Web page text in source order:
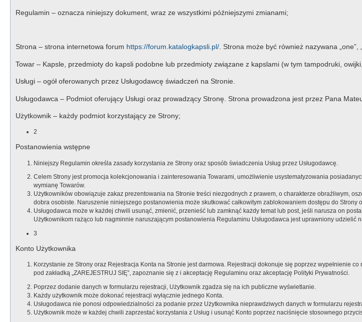
Regulamin – oznacza niniejszy dokument, wraz ze wszystkimi późniejszymi zmianami;
Strona – strona internetowa forum https://forum.katalogkapsli.pl/. Strona może być również nazywana „one”,
Towar – Kapsle, przedmioty do kapsli podobne lub przedmioty związane z kapslami (w tym tampodruki,
Usługi – ogół oferowanych przez Usługodawcę świadczeń na Stronie.
Usługodawca – Podmiot oferujący Usługi oraz prowadzący Stronę. Strona prowadzona jest przez Pana
Użytkownik – każdy podmiot korzystający ze Strony;
2
Postanowienia wstępne
Niniejszy Regulamin określa zasady korzystania ze Strony oraz sposób świadczenia Usług przez Usługodawcę.
Celem Strony jest promocja kolekcjonowania i zainteresowania Towarami, umożliwienie usystematyzowania
wymianę Towarów.
Użytkowników obowiązuje zakaz prezentowania na Stronie treści niezgodnych z prawem, o charakterze obraźliwym,
dobra osobiste. Naruszenie niniejszego postanowienia może skutkować całkowitym zablokowaniem dostępu do
Usługodawca może w każdej chwili usunąć, zmienić, przenieść lub zamknąć każdy temat lub post, jeśli narusza on
Użytkownikom rażąco lub nagminnie naruszającym postanowienia Regulaminu Usługodawca jest uprawniony
3
Konto Użytkownika
Korzystanie ze Strony oraz Rejestracja Konta na Stronie jest darmowa. Rejestracji dokonuje się poprzez wypełnienie
pod zakładką „ZAREJESTRUJ SIĘ”, zapoznanie się z i akceptację Regulaminu oraz akceptację Polityki Prywatności.
Poprzez dodanie danych w formularzu rejestracji, Użytkownik zgadza się na ich publiczne wyświetlanie.
Każdy użytkownik może dokonać rejestracji wyłącznie jednego Konta.
Usługodawca nie ponosi odpowiedzialności za podanie przez Użytkownika nieprawdziwych danych w formularzu
Użytkownik może w każdej chwili zaprzestać korzystania z Usług i usunąć Konto poprzez naciśnięcie stosownego